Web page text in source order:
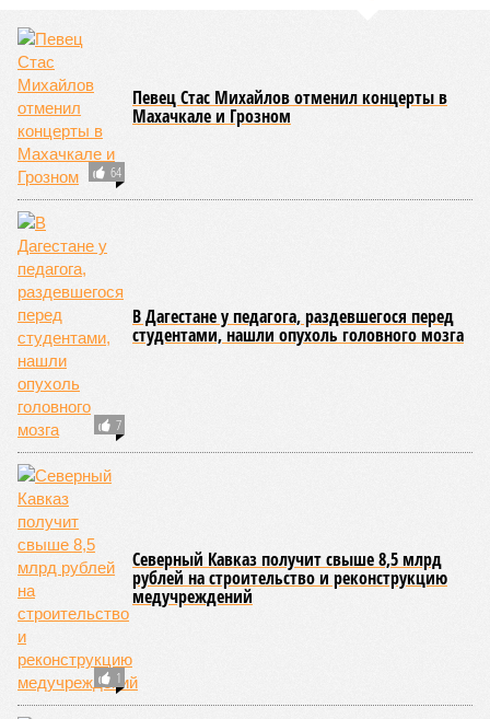
64
Певец Стас Михайлов отменил концерты в
Махачкале и Грозном
7
В Дагестане у педагога, раздевшегося перед
студентами, нашли опухоль головного мозга
1
Северный Кавказ получит свыше 8,5 млрд
рублей на строительство и реконструкцию
медучреждений